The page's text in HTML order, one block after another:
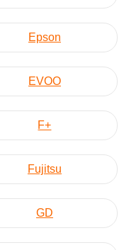
Epson
EVOO
F+
Fujitsu
GD